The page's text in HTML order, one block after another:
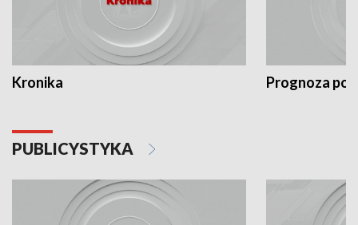
Kronika Prognoza
PUBLICYSTYKA